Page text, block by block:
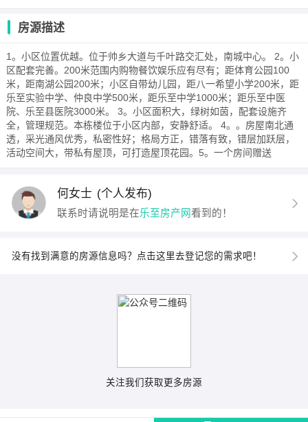
房源描述
1。小区位置优越。位于帅乡大道与千叶路交汇处，南城中心。 2。小
区配套完善。200米范围内购物餐饮娱乐应有尽有；距体育公园100
米，距南湖公园200米；小区自带幼儿园，距八一希望小学200米，距
乐至实验中学、仲良中学500米，距乐至中学1000米；距乐至中医
院、乐至县医院3000米。 3。小区面积大，绿树如茵，配套设施齐
全，管理规范。本栋楼位于小区内部，安静舒适。 4。。房屋南北通
透，采光通风优秀，私密性好；格局方正，错落有致，错层加跃层，
活动空间大，带私有屋顶，可打造屋顶花园。5。一个房间赠送
何女士 (个人发布)
联系时请说明是在乐至房产网看到的！
没有找到满意的房源信息吗？点击这里去登记您的需求吧！
关注我们获取更多房源